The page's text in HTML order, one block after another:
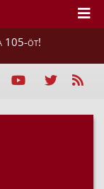
105-öt!